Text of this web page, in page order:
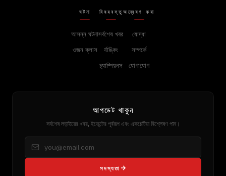
ঘটনা
আসন্ন ঘটনা
ওজন ক্লাস
বিষয়বস্তু
সর্বশেষ খবর
র্যাঙ্কিং
চ্যাম্পিয়নস
অন্বেষণ করা
যোদ্ধা
সম্পর্কে
যোগাযোগ
আপডেট থাকুন
সর্বশেষ লড়াইয়ের খবর, ইভেন্টের পূর্বরূপ এবং একচেটিয়া বিশ্লেষণ পান।
সদস্যতা